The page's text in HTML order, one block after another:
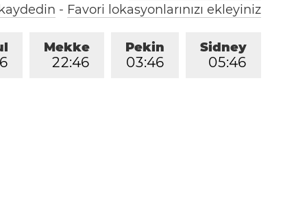
- Favori lokasyonlarınızı ekleyiniz
Sidney
05:46
Pekin
03:46
Mekke
22:46
6